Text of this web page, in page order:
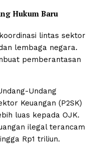
Hukum Baru
lintas sektor
lembaga negara.
pemberantasan
Undang
Keuangan (P2SK)
luas kepada OJK.
ilegal terancam
Rp1 triliun.